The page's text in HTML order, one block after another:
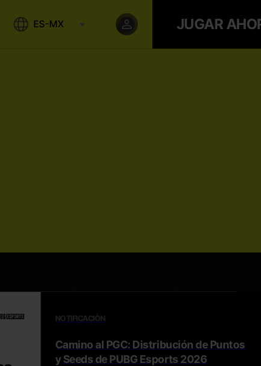
ES-MX JUGAR
NOTIFICACIÒN
Camino al PGC: Distribución de Puntos
y Seeds de PUBG Esports 2026